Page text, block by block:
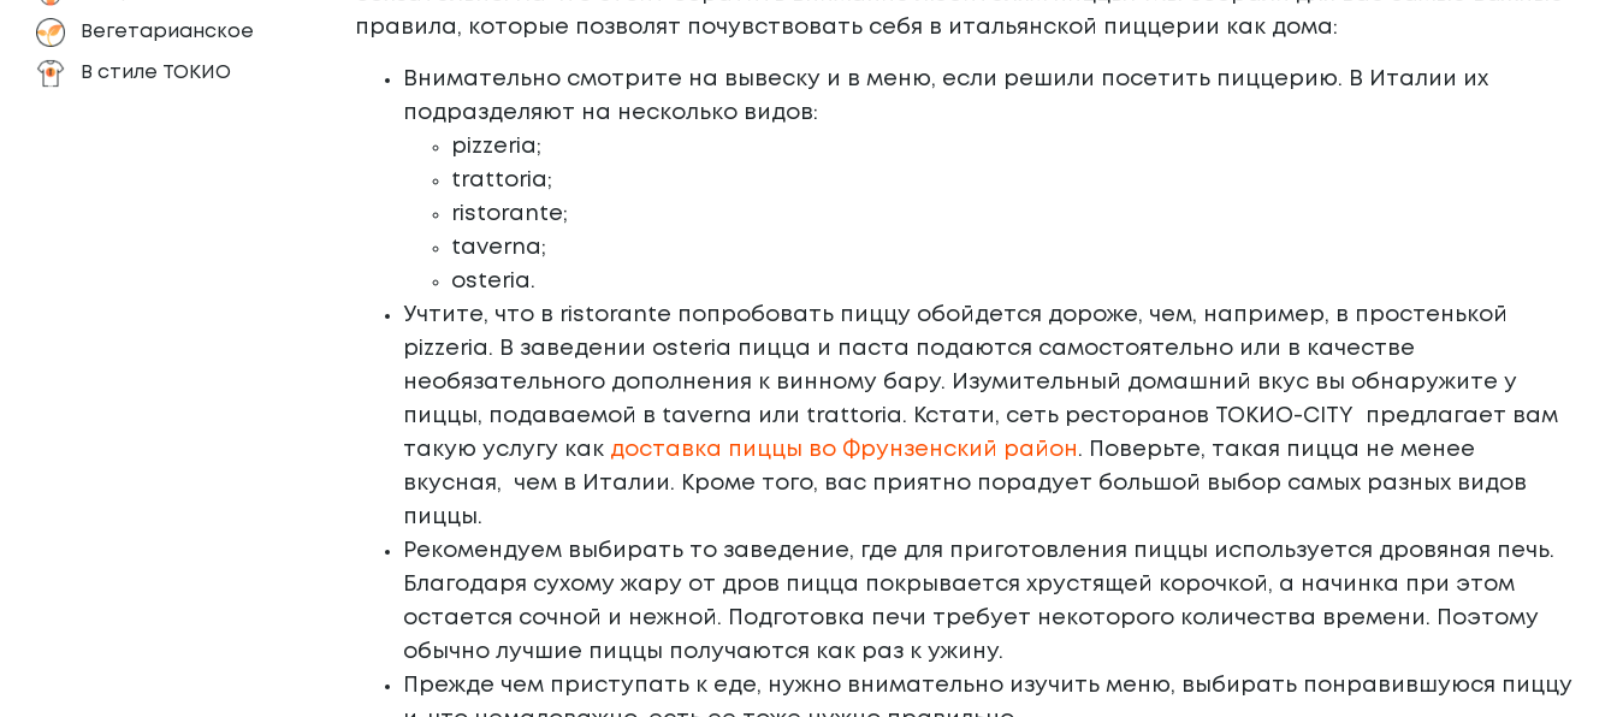
Вегетарианское
В стиле ТОКИО
правила, которые позволят почувствовать себя в итальянской пиццерии как дома:
Внимательно смотрите на вывеску и в меню, если решили посетить пиццерию. В Италии их
подразделяют на несколько видов:
pizzeria;
trattoria;
ristorante;
taverna;
osteria.
Учтите, что в ristorante попробовать пиццу обойдется дороже, чем, например, в простенькой
pizzeria. В заведении osteria пицца и паста подаются самостоятельно или в качестве
необязательного дополнения к винному бару. Изумительный домашний вкус вы обнаружите у
пиццы, подаваемой в taverna или trattoria. Кстати, сеть ресторанов ТОКИО-CITY предлагает вам
такую услугу как доставка пиццы во Фрунзенский район. Поверьте, такая пицца не менее
вкусная, чем в Италии. Кроме того, вас приятно порадует большой выбор самых разных видов
пиццы.
Рекомендуем выбирать то заведение, где для приготовления пиццы используется дровяная печь.
Благодаря сухому жару от дров пицца покрывается хрустящей корочкой, а начинка при этом
остается сочной и нежной. Подготовка печи требует некоторого количества времени. Поэтому
обычно лучшие пиццы получаются как раз к ужину.
Прежде чем приступать к еде, нужно внимательно изучить меню, выбирать понравившуюся пиццу